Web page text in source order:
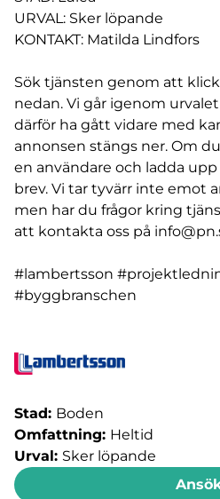
URVAL: Sker löpande
KONTAKT: Matilda Lindfors
Sök tjänsten genom att
nedan. Vi går igenom
därför ha gått vidare med
annonsen stängs ner. Om
en användare och ladda
brev. Vi tar tyvärr inte emot
men har du frågor kring
att kontakta oss på
#lambertsson
#byggbranschen
Stad: Boden
Omfattning: Heltid
Urval: Sker löpande